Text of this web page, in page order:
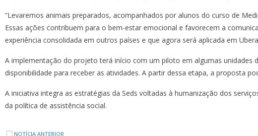
“Levaremos animais preparados, acompanhados por alunos do curso de
Essas ações contribuem para o bem-estar emocional e favorecem a
experiência consolidada em outros países e que agora será aplicada em
A implementação do projeto terá início com um piloto em algumas unidades
disponibilidade para receber as atividades. A partir dessa etapa, a proposta
A iniciativa integra as estratégias da Seds voltadas à humanização dos
da política de assistência social.
NOTÍCIA ANTERIOR